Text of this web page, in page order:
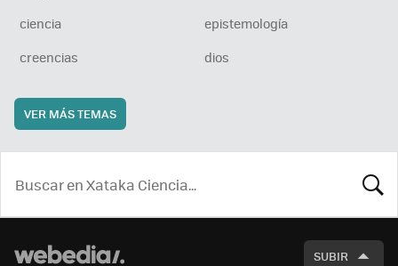
ciencia
epistemología
creencias
dios
VER MÁS TEMAS
SUBIR